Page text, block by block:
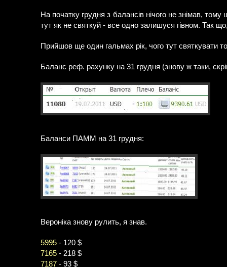
На початку грудня з балансів нічого не знімав,
тут як не святкуй - все одно залишуся гівном. Так
Прийшов ще один гальмах рік, чого тут святкувати
Баланс реф. рахунку на 31 грудня (знову ж таки,
Баланси ПАММ на 31 грудня:
Вероніка знову рулить, я знав.
5995 - 120 $
7165 - 218 $
7187 - 93 $